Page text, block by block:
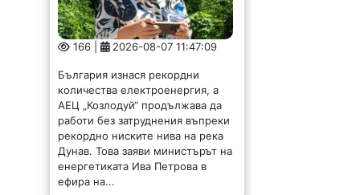
166 | 2026-08-07 11:47:09
България изнася рекордни
количества електроенергия, а
АЕЦ „Козлодуй“ продължава да
работи без затруднения въпреки
рекордно ниските нива на река
Дунав. Това заяви министърът на
енергетиката Ива Петрова в
ефира на...